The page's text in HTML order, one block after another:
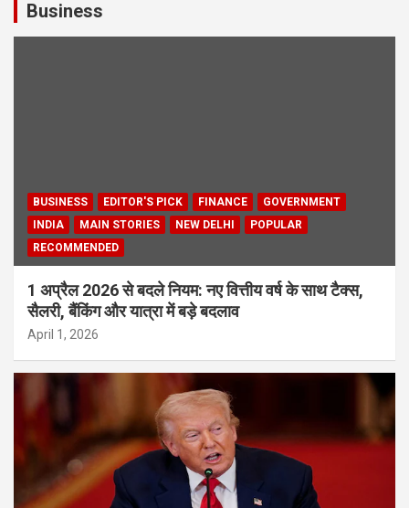
Business
BUSINESS EDITOR'S PICK FINANCE
GOVERNMENT
INDIA
MAIN STORIES NEW DELHI
POPULAR
RECOMMENDED
1 अप्रैल 2026 से बदले नियम: नए वित्तीय वर्ष के साथ टैक्स,
सैलरी, बैंकिंग और यात्रा में बड़े बदलाव
April 1, 2026